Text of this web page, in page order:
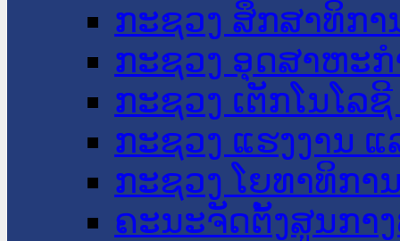
ກະຊວງ ສຶກສາທິກາ
ກະຊວງ ອຸດສາຫະ
ກະຊວງ ເຕັກໂນໂລ
ກະຊວງ ແຮງງານ
ກະຊວງ ໂຍທາທິກາ
ຄະນະຈັດຕັ້ງສູນກາ